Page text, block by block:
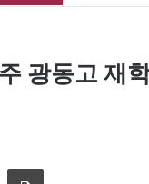
광동고 재
이메일